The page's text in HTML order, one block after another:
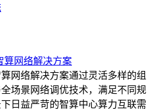
算网络解决方案
网络解决方案通过灵活多样的组
全场景网络调优技术，满足不同规
日益严苛的智算中心算力互联需